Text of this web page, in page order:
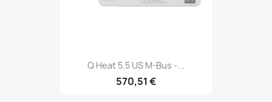
Q Heat 5.5 US M-Bus -...
570,51 €